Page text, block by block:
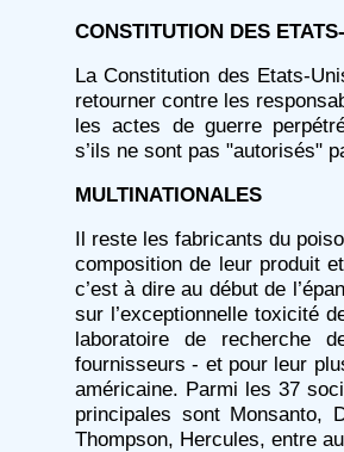
CONSTITUTION DES
La Constitution des Etats-
retourner contre les
les actes de guerre
s’ils ne sont pas "autorisés"
MULTINATIONALES
Il reste les fabricants du
composition de leur produit
c’est à dire au début de
sur l’exceptionnelle toxicité
laboratoire de recherche
fournisseurs - et pour leur
américaine. Parmi les 37
principales sont Monsanto,
Thompson, Hercules, entre